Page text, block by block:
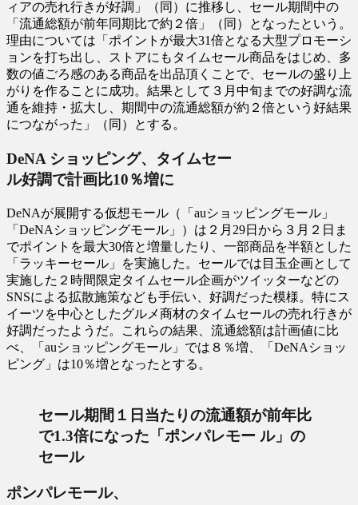
ィアの売れ行きが好調」（同）に推移し、セール期間中の
「流通総額が前年同期比で約２倍」（同）となったという。
理由については「ポイントが最大31倍となる大型プロモーシ
ョンを打ち出し、ストアにもタイムセール商品をはじめ、多
数の値ごろ感のある商品を出品頂くことで、セールの盛り上
がりを作ることに成功。結果として３月中旬までの好調な流
通を維持・拡大し、期間中の流通総額が約２倍という好結果
につながった」（同）とする。
DeNA ショッピング、タイムセー
ル好調で計画比10％増に
DeNAが展開する仮想モール（「auショッピングモール」
「DeNAショッピングモール」）は２月29日から３月２日ま
でポイントを最大30倍と増量したり、一部商品を半額とした
「ラッキーセール」を実施した。セールでは目玉企画として
実施した２時間限定タイムセール企画がツイッターなどの
SNSによる拡散施策なども手伝い、好調だった模様。特にス
イーツを中心としたグルメ商材のタイムセールの売れ行きが
好調だったようだ。これらの結果、流通総額は計画値に比
べ、「auショッピングモール」では８％増、「DeNAショッ
ピング」は10％増となったとする。
セール期間１日当たりの流通額が前年比
で1.3倍になった「ポンパレモー ル」の
セール
ポンパレモール、